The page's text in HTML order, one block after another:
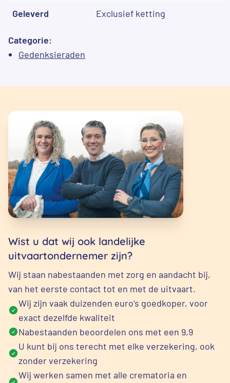
Geleverd Exclusief ketting
Categorie:
Gedenksieraden
Wist u dat wij ook landelijke
uitvaartondernemer zijn?
Wij staan nabestaanden met zorg en aandacht bij,
van het eerste contact tot en met de uitvaart.
Wij zijn vaak duizenden euro’s goedkoper, voor
exact dezelfde kwaliteit
Nabestaanden beoordelen ons met een 9,9
U kunt bij ons terecht met elke verzekering, ook
zonder verzekering
Wij werken samen met alle crematoria en